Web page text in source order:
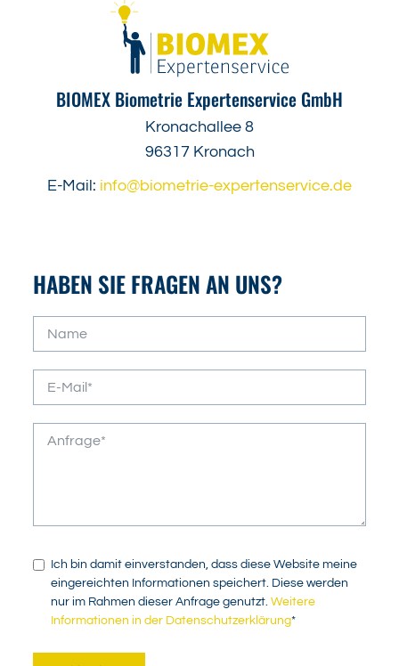
BIOMEX Biometrie Expertenservice GmbH
Kronachallee 8
96317 Kronach
E-Mail: info@biometrie-expertenservice.de
HABEN SIE FRAGEN AN UNS?
Ich bin damit einverstanden, dass diese Website meine
eingereichten Informationen speichert. Diese werden
nur im Rahmen dieser Anfrage genutzt.Weitere
Informationen in der Datenschutzerklärung*